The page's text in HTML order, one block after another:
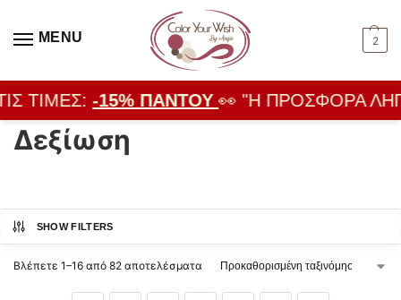
MENU 2
ΤΙΜΈΣ:-15% ΠΑΝΤΟΎ👀 "Η ΠΡΟΣΦΟΡΆ
Δεξίωση
SHOW FILTERS
Βλέπετε 1–16 από 82 αποτελέσματα